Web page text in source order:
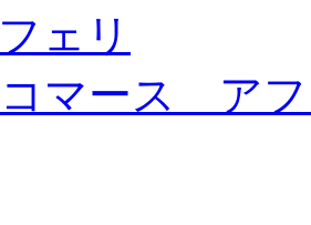
ェリ
マース ア